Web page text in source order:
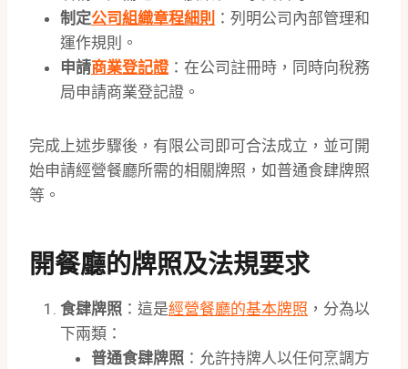
制定公司組織章程細則 ：列明公司內部管理和
運作規則。
申請商業登記證：在公司註冊時，同時向稅務
局申請商業登記證。
完成上述步驟後，有限公司即可合法成立，並可開
始申請經營餐廳所需的相關牌照，如普通食肆牌照
等。
開餐廳的牌照及法規要求
食肆牌照 ：這是經營餐廳的基本牌照 ，分為以
下兩類：
普通食肆牌照 ：允許持牌人以任何烹調方